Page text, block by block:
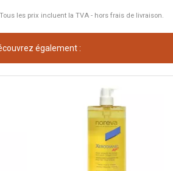
Tous les prix incluent la TVA - hors frais de livraison.
également :